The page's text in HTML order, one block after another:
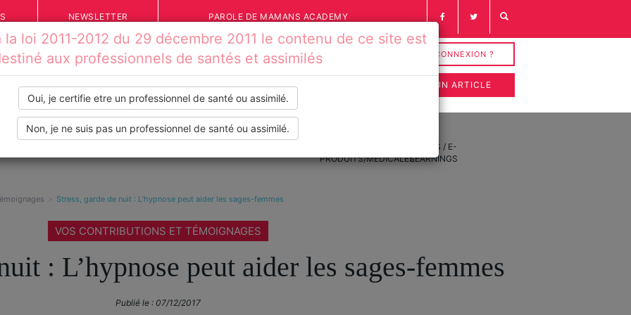
NEWSLETTER PAROLE DE MAMANS ACADEMY
INSCRIPTION / CONNEXION ?
SOUMETTRE UN ARTICLE
PRODUITS/MÉDICALES
VIDÉOS / E-
LEARNINGS
Stress, garde de nuit : L’hypnose peut aider les sages-femmes
VOS CONTRIBUTIONS ET TÉMOIGNAGES
: L’hypnose peut aider les sages-femmes
Publié le : 07/12/2017
loi 2011-2012 du 29 décembre 2011 le contenu de ce site est
aux professionnels de santés et assimilés
Oui, je certifie etre un professionnel de santé ou assimilé.
Non, je ne suis pas un professionnel de santé ou assimilé.